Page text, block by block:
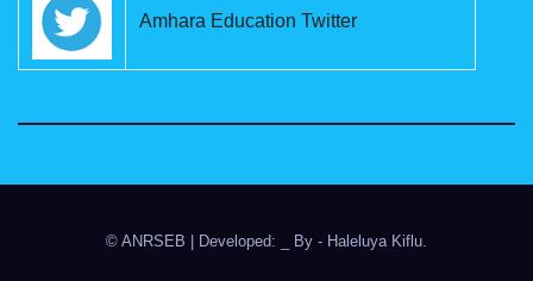
Amhara Education Twitter
© ANRSEB Developed: _ By - Haleluya Kiflu.